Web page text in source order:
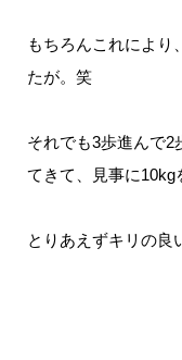
もちろんこれにより
たが。笑
それでも3歩進んで2
てきて、見事に10kg
とりあえずキリの良